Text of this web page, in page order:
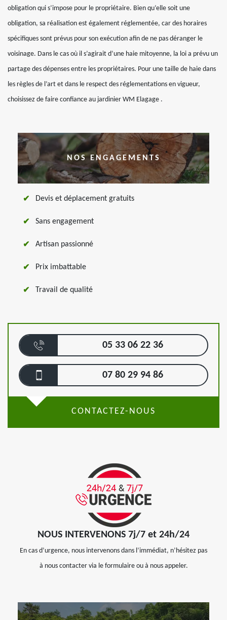
obligation qui s’impose pour le propriétaire. Bien qu’elle soit une
obligation, sa réalisation est également réglementée, car des horaires
spécifiques sont prévus pour son exécution afin de ne pas déranger le
voisinage. Dans le cas où il s’agirait d’une haie mitoyenne, la loi a prévu un
partage des dépenses entre les propriétaires. Pour une taille de haie dans
les règles de l’art et dans le respect des réglementations en vigueur,
choisissez de faire confiance au jardinier WM Elagage .
NOS ENGAGEMENTS
Devis et déplacement gratuits
Sans engagement
Artisan passionné
Prix imbattable
Travail de qualité
05 33 06 22 36
07 80 29 94 86
CONTACTEZ-NOUS
NOUS INTERVENONS 7j/7 et 24h/24
En cas d’urgence, nous intervenons dans l’immédiat, n’hésitez pas
à nous contacter via le formulaire ou à nous appeler.